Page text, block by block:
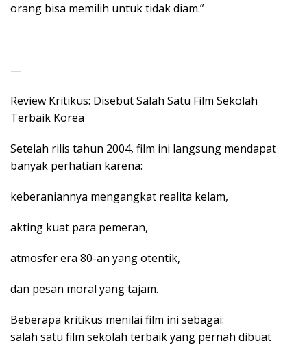
orang bisa memilih untuk tidak diam.”
—
Review Kritikus: Disebut Salah Satu Film Sekolah
Terbaik Korea
Setelah rilis tahun 2004, film ini langsung mendapat
banyak perhatian karena:
keberaniannya mengangkat realita kelam,
akting kuat para pemeran,
atmosfer era 80-an yang otentik,
dan pesan moral yang tajam.
Beberapa kritikus menilai film ini sebagai:
salah satu film sekolah terbaik yang pernah dibuat